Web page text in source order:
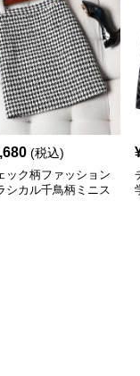
(税込)
ック柄ファッション
シカル千鳥柄ミニス